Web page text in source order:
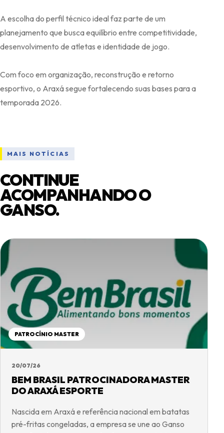
A escolha do perfil técnico ideal faz parte de um
planejamento que busca equilíbrio entre competitividade,
desenvolvimento de atletas e identidade de jogo.
Com foco em organização, reconstrução e retorno
esportivo, o Araxá segue fortalecendo suas bases para a
MAIS NOTÍCIAS
CONTINUE
ACOMPANHANDO O
GANSO.
PATROCÍNIO MASTER
20/07/26
BEM BRASIL PATROCINADORA MASTER
DO ARAXÁ ESPORTE
Nascida em Araxá e referência nacional em batatas
pré-fritas congeladas, a empresa se une ao Ganso